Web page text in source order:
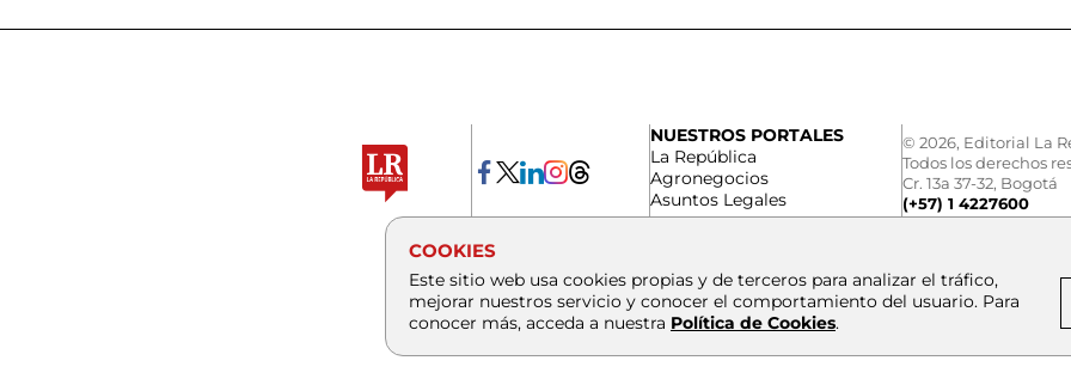
NUESTROS PORTALES
La República
Agronegocios
Asuntos Legales
© 2026, Editorial La
Todos los derechos
Cr. 13a 37-32, Bogotá
(+57) 1 4227600
COOKIES
Este sitio web usa cookies propias y de terceros para analizar el tráfico,
mejorar nuestros servicio y conocer el comportamiento del usuario. Para
conocer más, acceda a nuestra Política de Cookies.